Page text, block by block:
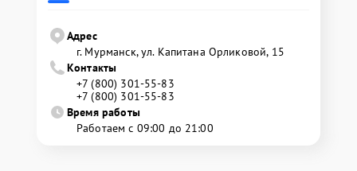
Адрес
г. Мурманск, ул. Капитана Орликовой, 15
Контакты
+7 (800) 301-55-83
+7 (800) 301-55-83
Время работы
Работаем с 09:00 до 21:00